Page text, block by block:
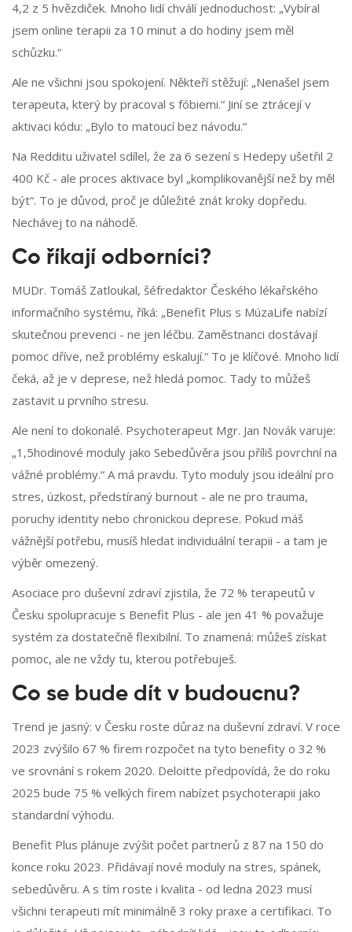
4,2 z 5 hvězdiček. Mnoho lidí chválí jednoduchost: „Vybíral
jsem online terapii za 10 minut a do hodiny jsem měl
schůzku.“
Ale ne všichni jsou spokojení. Někteří stěžují: „Nenašel jsem
terapeuta, který by pracoval s fóbiemi.“ Jiní se ztrácejí v
aktivaci kódu: „Bylo to matoucí bez návodu.“
Na Redditu uživatel sdílel, že za 6 sezení s Hedepy ušetřil 2
400 Kč - ale proces aktivace byl „komplikovanější než by měl
být“. To je důvod, proč je důležité znát kroky dopředu.
Nechávej to na náhodě.
Co říkají odborníci?
MUDr. Tomáš Zatloukal, šéfredaktor Českého lékařského
informačního systému, říká: „Benefit Plus s MúzaLife nabízí
skutečnou prevenci - ne jen léčbu. Zaměstnanci dostávají
pomoc dříve, než problémy eskalují.“ To je klíčové. Mnoho lidí
čeká, až je v deprese, než hledá pomoc. Tady to můžeš
zastavit u prvního stresu.
Ale není to dokonalé. Psychoterapeut Mgr. Jan Novák varuje:
„1,5hodinové moduly jako Sebedůvěra jsou příliš povrchní na
vážné problémy.“ A má pravdu. Tyto moduly jsou ideální pro
stres, úzkost, předstíraný burnout - ale ne pro trauma,
poruchy identity nebo chronickou deprese. Pokud máš
vážnější potřebu, musíš hledat individuální terapii - a tam je
výběr omezený.
Asociace pro duševní zdraví zjistila, že 72 % terapeutů v
Česku spolupracuje s Benefit Plus - ale jen 41 % považuje
systém za dostatečně flexibilní. To znamená: můžeš získat
pomoc, ale ne vždy tu, kterou potřebuješ.
Co se bude dít v budoucnu?
Trend je jasný: v Česku roste důraz na duševní zdraví. V roce
2023 zvýšilo 67 % firem rozpočet na tyto benefity o 32 %
ve srovnání s rokem 2020. Deloitte předpovídá, že do roku
2025 bude 75 % velkých firem nabízet psychoterapii jako
standardní výhodu.
Benefit Plus plánuje zvýšit počet partnerů z 87 na 150 do
konce roku 2023. Přidávají nové moduly na stres, spánek,
sebedůvěru. A s tím roste i kvalita - od ledna 2023 musí
všichni terapeuti mít minimálně 3 roky praxe a certifikaci. To